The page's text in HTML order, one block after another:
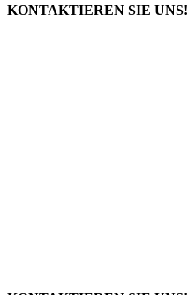
KONTAKTIEREN SIE UNS!